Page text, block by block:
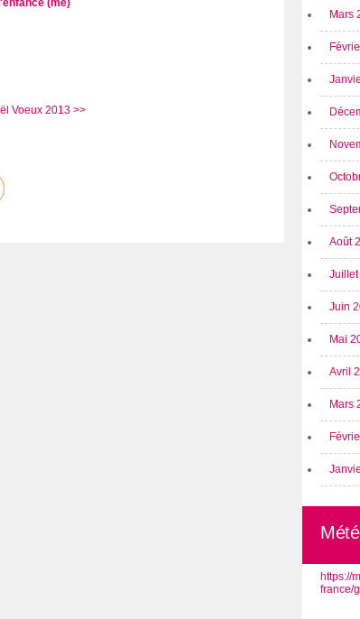
(me)
Voeux 2013 >>
Mars
Août
Juin
Mai
Avril
Mars
https://
france/